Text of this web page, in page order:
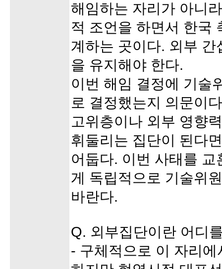
해임하는 자리가 아니
적 조언을 하면서 한국
계하는 곳이다. 외부
을 유지해야 한다.
이번 해임 결정에 기술
로 결정했는지 의문이
고위층이나 외부 영향
휘둘리는 집단이 된다
어둡다. 이번 사태를
게 독립적으로 기술위
바란다.
Q. 외부집단이란 어디
- 구체적으로 이 자리